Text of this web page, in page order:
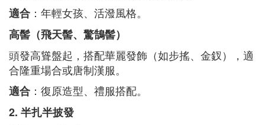
適合 ：年輕女孩、活潑風格。
高髻（飛天髻、驚鵠髻）
頭發高聳盤起，搭配華麗發飾（如步搖、金釵），適
合隆重場合或唐制漢服。
適合 ：復原造型、禮服搭配。
2. 半扎半披發